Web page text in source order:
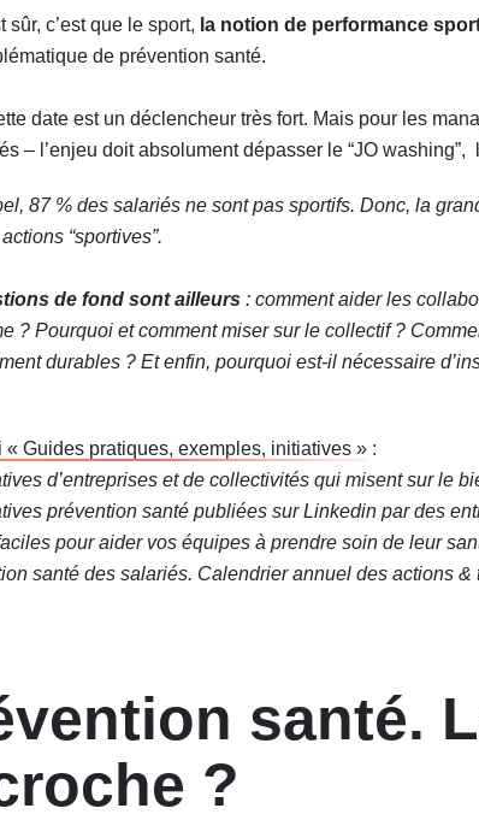
sûr, c’est que le sport, la notion de performance
de prévention santé.
date est un déclencheur très fort. Mais pour les
– l’enjeu doit absolument dépasser le “JO washing”,
87 % des salariés ne sont pas sportifs. Donc, la
“sportives”.
de fond sont ailleurs: comment aider les
? Pourquoi et comment miser sur le collectif ?
durables ? Et enfin, pourquoi est-il nécessaire
« Guides pratiques, exemples, initiatives »:
d’entreprises et de collectivités qui misent sur le
prévention santé publiées sur Linkedin par des
pour aider vos équipes à prendre soin de leur
santé des salariés. Calendrier annuel des actions &
santé.
?